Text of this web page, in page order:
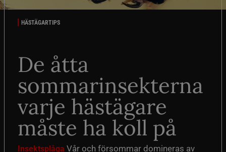
HÄSTÄGARTIPS
De åtta
sommarinsekterna
varje hästägare
måste ha koll på
Insektsplåga Vår och försommar domineras av